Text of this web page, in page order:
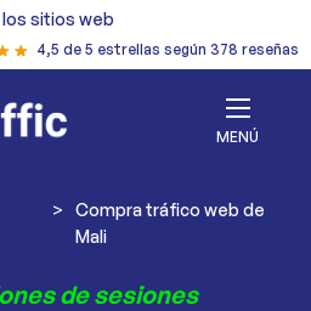
sitios web
4,5 de 5 estrellas según 378 reseñas
MENÚ
>
Compra tráfico web de
Mali
de sesiones